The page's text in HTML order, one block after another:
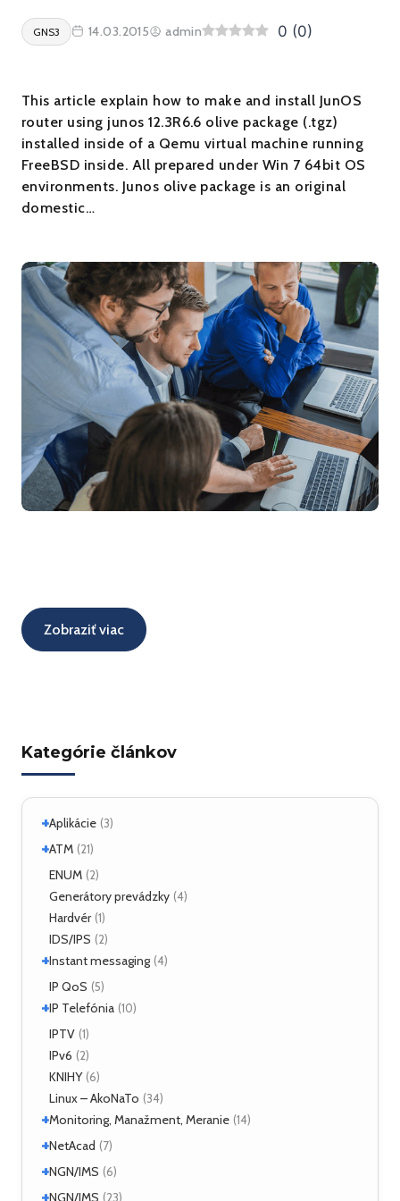
Kategórie článkov
+Aplikácie (3)
Linux
+ATM (21)
ATM Linux
+Hardvér (6)
ENUM (2)
Generátory prevádzky (4)
Hardvér (1)
IDS/IPS (2)
+Instant messaging (4)
SIMPLE
XMPP (2)
IP QoS (5)
+IP Telefónia (10)
VoIP
IPTV (1)
IPv6 (2)
KNIHY (6)
Linux – AkoNaTo (34)
+Monitoring, Manažment, Meranie (14)
Nástroje
NetFlow
+NetAcad (7)
CCNA
Príklady
+NGN/IMS (6)
Kamailio IMS
+NGN/IMS (23)
GNS3 14.03.2015 admin 0 (0)
This article explain how to make and install JunOS
router using junos 12.3R6.6 olive package (.tgz)
installed inside of a Qemu virtual machine running
FreeBSD inside. All prepared under Win 7 64bit OS
environments. Junos olive package is an original
domestic…
Zobraziť viac